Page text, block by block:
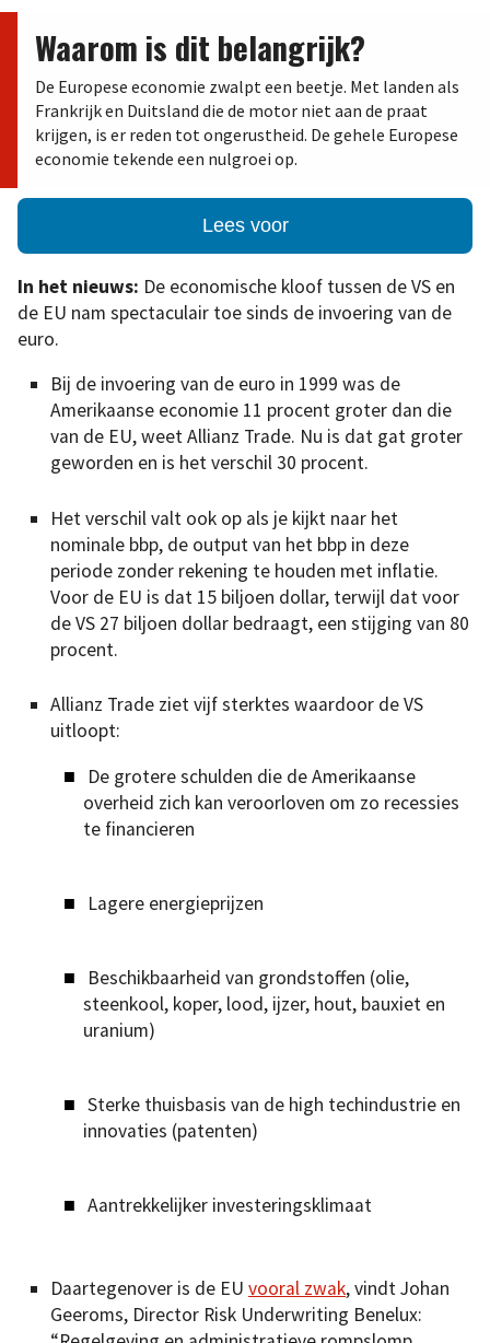
Waarom is dit belangrijk?
De Europese economie zwalpt een beetje. Met landen als
Frankrijk en Duitsland die de motor niet aan de praat
krijgen, is er reden tot ongerustheid. De gehele Europese
economie tekende een nulgroei op.
Lees voor
In het nieuws: De economische kloof tussen de VS en
de EU nam spectaculair toe sinds de invoering van de
euro.
Bij de invoering van de euro in 1999 was de
Amerikaanse economie 11 procent groter dan die
van de EU, weet Allianz Trade. Nu is dat gat groter
geworden en is het verschil 30 procent.
Het verschil valt ook op als je kijkt naar het
nominale bbp, de output van het bbp in deze
periode zonder rekening te houden met inflatie.
Voor de EU is dat 15 biljoen dollar, terwijl dat voor
de VS 27 biljoen dollar bedraagt, een stijging van 80
procent.
Allianz Trade ziet vijf sterktes waardoor de VS
uitloopt:
De grotere schulden die de Amerikaanse
overheid zich kan veroorloven om zo recessies
te financieren
Lagere energieprijzen
Beschikbaarheid van grondstoffen (olie,
steenkool, koper, lood, ijzer, hout, bauxiet en
uranium)
Sterke thuisbasis van de high techindustrie en
innovaties (patenten)
Aantrekkelijker investeringsklimaat
Daartegenover is de EU vooral zwak, vindt Johan
Geeroms, Director Risk Underwriting Benelux: